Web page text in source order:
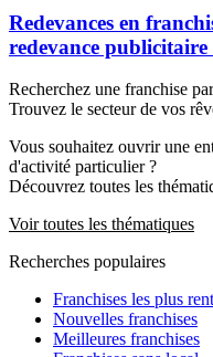
Redevances en
redevance publicitaire
Recherchez une franchise
Trouvez le secteur de vos
Vous souhaitez ouvrir une
d'activité particulier ?
Découvrez toutes les
Voir toutes les thématiques
Recherches populaires
Franchises les plus
Nouvelles franchises
Meilleures franchises